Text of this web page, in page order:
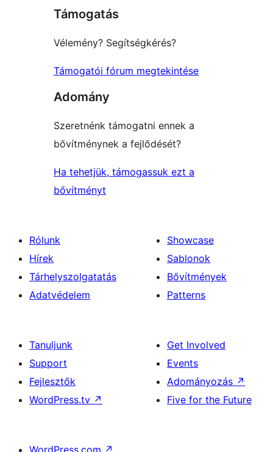
Támogatás
Vélemény? Segítségkérés?
Támogatói fórum megtekintése
Adomány
Szeretnénk támogatni ennek a
bővítménynek a fejlődését?
Ha tehetjük, támogassuk ezt a
bővítményt
Rólunk
Hírek
Tárhelyszolgatatás
Adatvédelem
Showcase
Sablonok
Bővítmények
Patterns
Tanuljunk
Support
Fejlesztők
WordPress.tv ↗
Get Involved
Events
Adományozás ↗
Five for the Future
WordPress.com ↗